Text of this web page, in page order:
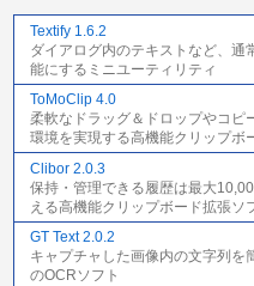
Textify 1.6.2
ダイアログ内のテキストなど、通
能にするミニユーティリティ
ToMoClip 4.0
柔軟なドラッグ＆ドロップやコピ
環境を実現する高機能クリップボ
Clibor 2.0.3
保持・管理できる履歴は最大
える高機能クリップボード拡張ソ
GT Text 2.0.2
キャプチャした画像内の文字列を
のOCRソフト